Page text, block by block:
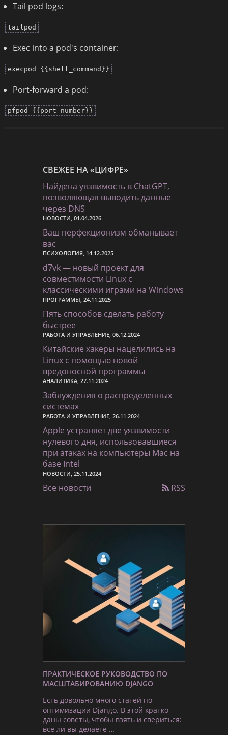
Tail pod logs:
tailpod
Exec into a pod's container:
execpod {{shell_command}}
Port-forward a pod:
pfpod {{port_number}}
СВЕЖЕЕ НА «ЦИФРЕ»
Найдена уязвимость в ChatGPT,
позволяющая выводить данные
через DNS
НОВОСТИ, 01.04.2026
Ваш перфекционизм обманывает
вас
ПСИХОЛОГИЯ, 14.12.2025
d7vk — новый проект для
совместимости Linux с
классическими играми на Windows
ПРОГРАММЫ, 24.11.2025
Пять способов сделать работу
быстрее
РАБОТА И УПРАВЛЕНИЕ, 06.12.2024
Китайские хакеры нацелились на
Linux с помощью новой
вредоносной программы
АНАЛИТИКА, 27.11.2024
Заблуждения о распределенных
системах
РАБОТА И УПРАВЛЕНИЕ, 26.11.2024
Apple устраняет две уязвимости
нулевого дня, использовавшиеся
при атаках на компьютеры Mac на
базе Intel
НОВОСТИ, 25.11.2024
Все новости RSS
ПРАКТИЧЕСКОЕ РУКОВОДСТВО ПО
МАСШТАБИРОВАНИЮ DJANGO
Есть довольно много статей по
оптимизации Django. В этой кратко
даны советы, чтобы взять и свериться:
всё ли вы делаете …